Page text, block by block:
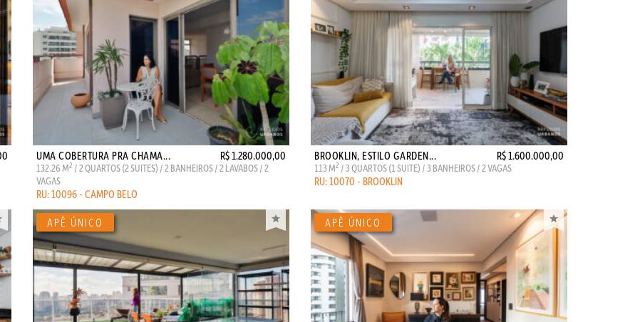
UMA COBERTURA PRA CHAMA... R$ 1.280.000,00
132.26 M2 / 2 QUARTOS (2 SUITES) / 2 BANHEIROS / 2 LAVABOS / 2
VAGAS
RU: 10096 - CAMPO BELO
BROOKLIN, ESTILO GARDEN... R$ 1.600.000,00
113 M2 / 3 QUARTOS (1 SUITE) / 3 BANHEIROS / 2 VAGAS
RU: 10070 - BROOKLIN